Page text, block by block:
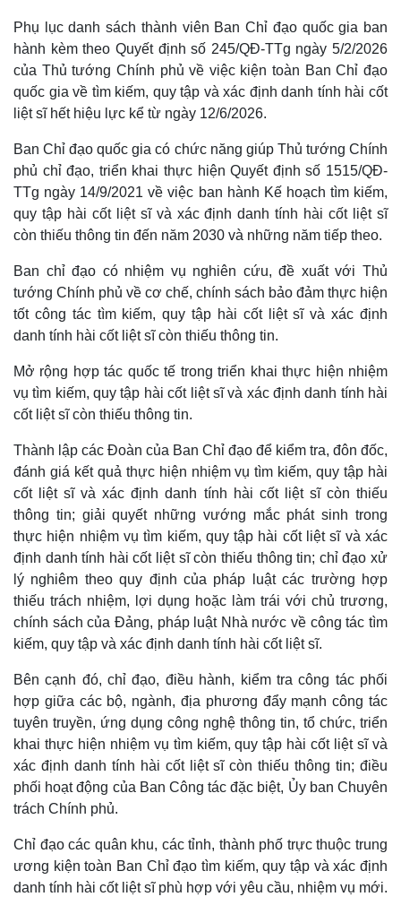
Thế giới
Quan sát
Cuộc sống đó đây
Hồ sơ
Multimedia
Video
Ảnh
E-Magazine
Infographic
Phụ lục danh sách thành viên Ban Chỉ đạo quốc gia ban
hành kèm theo Quyết định số 245/QĐ-TTg ngày 5/2/2026
của Thủ tướng Chính phủ về việc kiện toàn Ban Chỉ đạo
quốc gia về tìm kiếm, quy tập và xác định danh tính hài cốt
liệt sĩ hết hiệu lực kể từ ngày 12/6/2026.
Ban Chỉ đạo quốc gia có chức năng giúp Thủ tướng Chính
phủ chỉ đạo, triển khai thực hiện Quyết định số 1515/QĐ-
TTg ngày 14/9/2021 về việc ban hành Kế hoạch tìm kiếm,
quy tập hài cốt liệt sĩ và xác định danh tính hài cốt liệt sĩ
còn thiếu thông tin đến năm 2030 và những năm tiếp theo.
Ban chỉ đạo có nhiệm vụ nghiên cứu, đề xuất với Thủ
tướng Chính phủ về cơ chế, chính sách bảo đảm thực hiện
tốt công tác tìm kiếm, quy tập hài cốt liệt sĩ và xác định
danh tính hài cốt liệt sĩ còn thiếu thông tin.
Mở rộng hợp tác quốc tế trong triển khai thực hiện nhiệm
vụ tìm kiếm, quy tập hài cốt liệt sĩ và xác định danh tính hài
cốt liệt sĩ còn thiếu thông tin.
Thành lập các Đoàn của Ban Chỉ đạo để kiểm tra, đôn đốc,
đánh giá kết quả thực hiện nhiệm vụ tìm kiếm, quy tập hài
cốt liệt sĩ và xác định danh tính hài cốt liệt sĩ còn thiếu
thông tin; giải quyết những vướng mắc phát sinh trong
thực hiện nhiệm vụ tìm kiếm, quy tập hài cốt liệt sĩ và xác
định danh tính hài cốt liệt sĩ còn thiếu thông tin; chỉ đạo xử
lý nghiêm theo quy định của pháp luật các trường hợp
thiếu trách nhiệm, lợi dụng hoặc làm trái với chủ trương,
chính sách của Đảng, pháp luật Nhà nước về công tác tìm
kiếm, quy tập và xác định danh tính hài cốt liệt sĩ.
Bên cạnh đó, chỉ đạo, điều hành, kiểm tra công tác phối
hợp giữa các bộ, ngành, địa phương đẩy mạnh công tác
tuyên truyền, ứng dụng công nghệ thông tin, tổ chức, triển
khai thực hiện nhiệm vụ tìm kiếm, quy tập hài cốt liệt sĩ và
xác định danh tính hài cốt liệt sĩ còn thiếu thông tin; điều
phối hoạt động của Ban Công tác đặc biệt, Ủy ban Chuyên
trách Chính phủ.
Chỉ đạo các quân khu, các tỉnh, thành phố trực thuộc trung
ương kiện toàn Ban Chỉ đạo tìm kiếm, quy tập và xác định
danh tính hài cốt liệt sĩ phù hợp với yêu cầu, nhiệm vụ mới.